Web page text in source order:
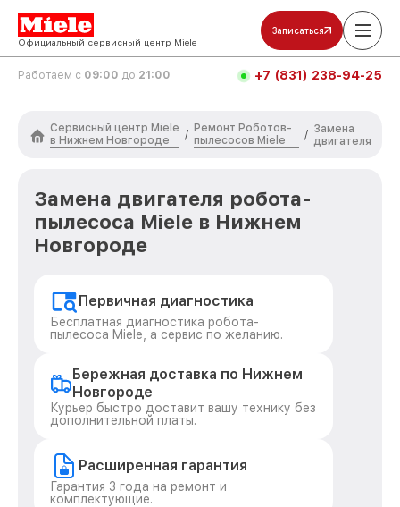
Официальный сервисный центр Miele
Записаться
Работаем с 09:00 до 21:00 +7 (831) 238-94-25
Сервисный центр Miele
в Нижнем Новгороде
/
Ремонт Роботов-
пылесосов Miele
/ Замена
двигателя
Замена двигателя робота-
пылесоса Miele в Нижнем
Новгороде
Первичная диагностика
Бесплатная диагностика робота-
пылесоса Miele, а сервис по желанию.
Бережная доставка по Нижнем
Новгороде
Курьер быстро доставит вашу технику без
дополнительной платы.
Расширенная гарантия
Гарантия 3 года на ремонт и
комплектующие.